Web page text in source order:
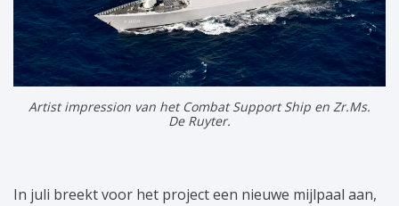
Artist impression van het Combat Support Ship en Zr.Ms.
De Ruyter.
In juli breekt voor het project een nieuwe mijlpaal aan,